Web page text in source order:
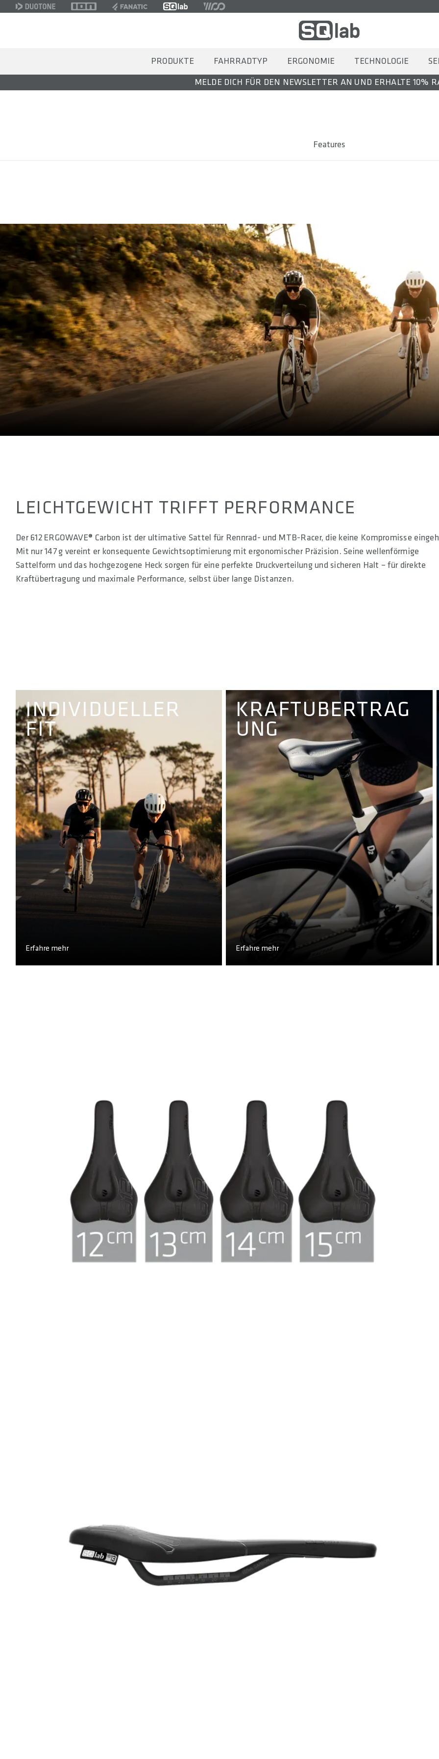
PRODUKTE FAHRRADTYP ERGONOMIE TECHNOLOGIE
MELDE DICH FÜR DEN NEWSLETTER AN UND ERHALTE 10%
Features
LEICHTGEWICHT TRIFFT PERFORMANCE
Der 612 ERGOWAVE® Carbon ist der ultimative Sattel für Rennrad- und MTB-Racer, die keine Kompromisse
Mit nur 147 g vereint er konsequente Gewichtsoptimierung mit ergonomischer Präzision. Seine wellenförmige
Sattelform und das hochgezogene Heck sorgen für eine perfekte Druckverteilung und sicheren Halt – für direkte
Kraftübertragung und maximale Performance, selbst über lange Distanzen.
INDIVIDUELLER
FIT
Erfahre mehr
KRAFTÜBERTRAG
UNG
Erfahre mehr